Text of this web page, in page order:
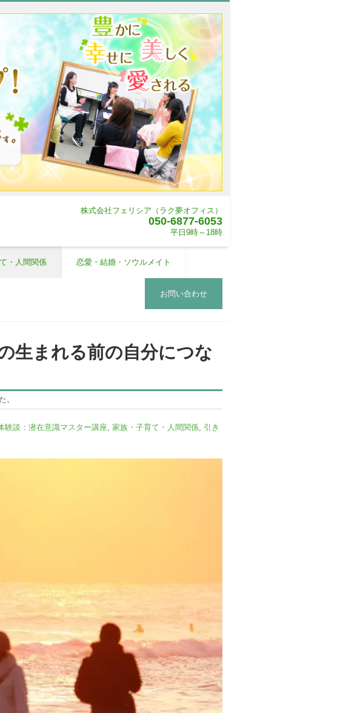
株式会社フェリシア（ラク夢オフィス）
050-6877-6053
平日9時～18時
・人間関係 恋愛・結婚・ソウルメイト
お問い合わせ
生まれる前の自分につな
。
験談：潜在意識マスター講座, 家族・子育て・人間関係, 引き